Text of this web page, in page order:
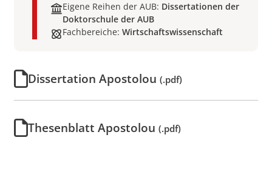
Eigene Reihen der AUB: Dissertationen der
Doktorschule der AUB
Fachbereiche: Wirtschaftswissenschaft
Dissertation Apostolou (.pdf)
Thesenblatt Apostolou (.pdf)